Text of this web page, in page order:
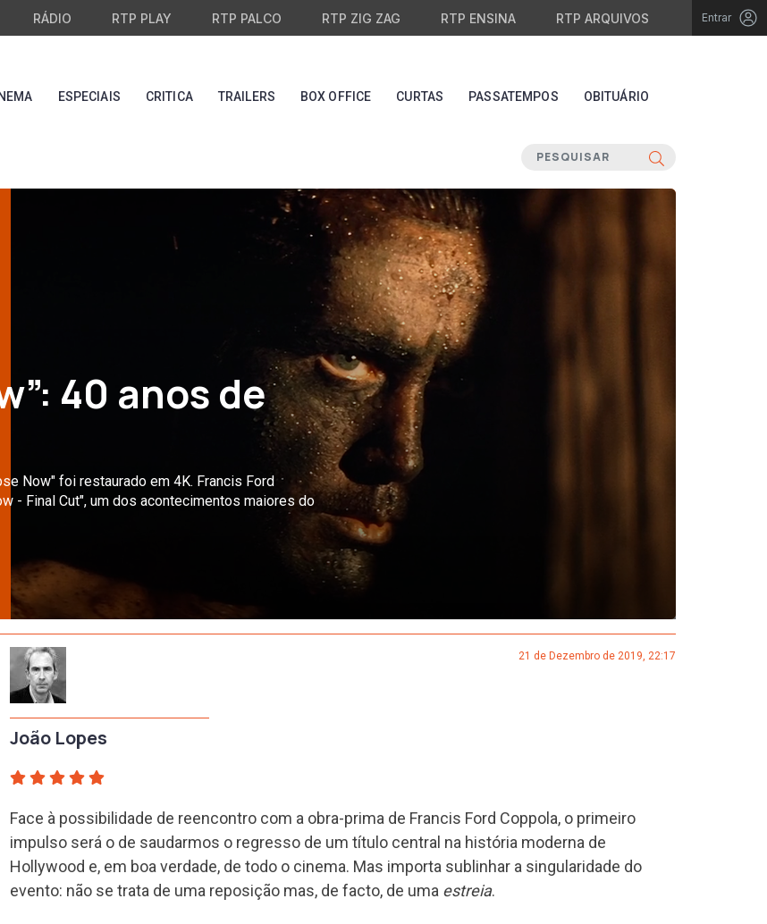
RÁDIO RTP PLAY RTP PALCO RTP ZIG ZAG RTP ENSINA RTP ARQUIVOS Entrar
ESPECIAIS CRITICA TRAILERS BOX OFFICE CURTAS PASSATEMPOS OBITUÁRIO
40 anos de
Now" foi restaurado em 4K. Francis Ford
- Final Cut", um dos acontecimentos maiores do
João Lopes
21 de Dezembro de 2019, 22:17
Face à possibilidade de reencontro com a obra-prima de Francis Ford Coppola, o primeiro
impulso será o de saudarmos o regresso de um título central na história moderna de
Hollywood e, em boa verdade, de todo o cinema. Mas importa sublinhar a singularidade do
evento: não se trata de uma reposição mas, de facto, de uma estreia.